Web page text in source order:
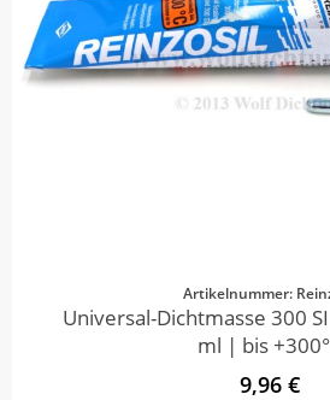
Artikelnummer:
Universal-Dichtmasse 300
ml | bis
9,96 €